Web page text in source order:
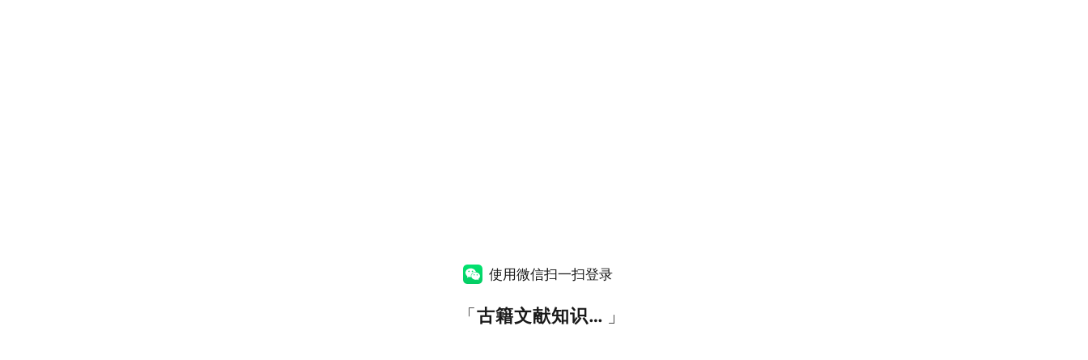
使用微信扫一扫登录
「 古籍文献知识图谱网 」